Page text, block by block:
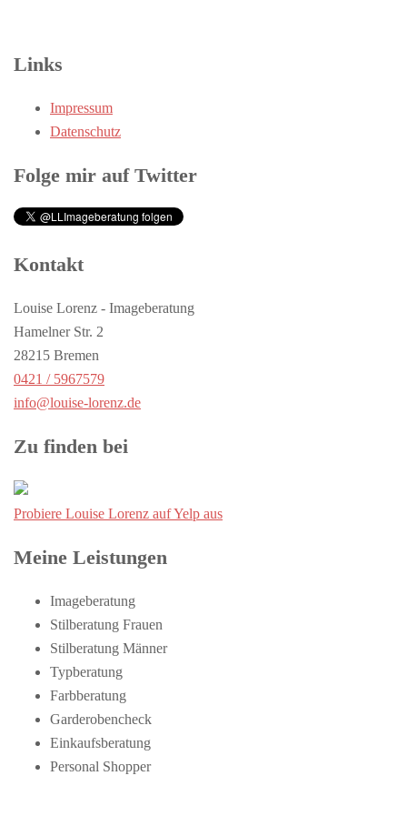
Links
Impressum
Datenschutz
Folge mir auf Twitter
Kontakt
Louise Lorenz - Imageberatung
Hamelner Str. 2
28215 Bremen
0421 / 5967579
info@louise-lorenz.de
Zu finden bei
Probiere Louise Lorenz auf Yelp aus
Meine Leistungen
Imageberatung
Stilberatung Frauen
Stilberatung Männer
Typberatung
Farbberatung
Garderobencheck
Einkaufsberatung
Personal Shopper